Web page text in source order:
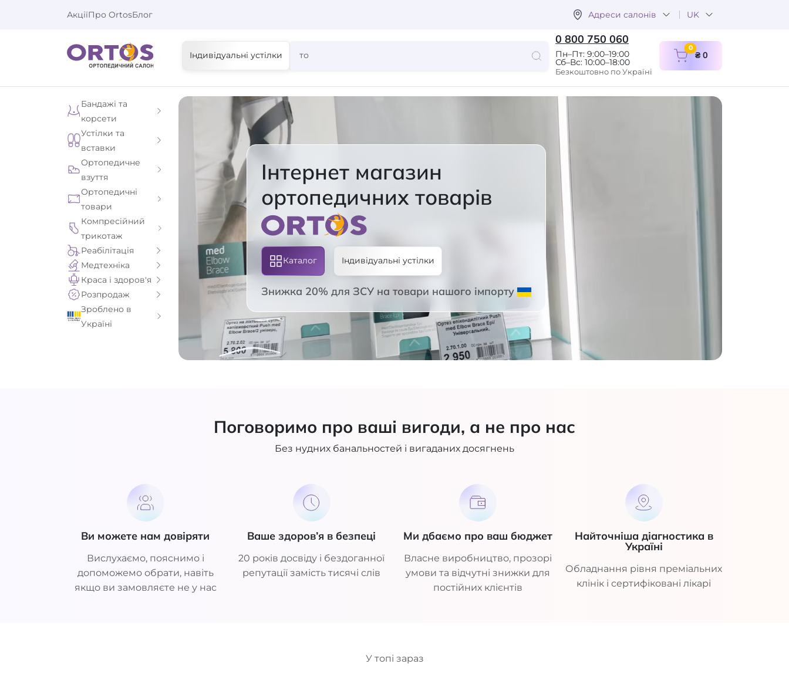
АкціїПро OrtosБлог Адреси салонів UK
Індивідуальні устілки
0 800 750 060
Пн–Пт: 9:00–19:00
Сб–Вс: 10:00–18:00
Безкоштовно по Україні
0items in cart
₴ 0
Бандажі та
корсети
Устілки та
вставки
Ортопедичне
взуття
Ортопедичні
товари
Компресійний
трикотаж
Реабілітація
Медтехніка
Краса і здоров'я
Розпродаж
Зроблено в
Україні
Інтернет магазин
ортопедичних товарів
Каталог Індивідуальні устілки
Знижка 20% для ЗСУ на товари нашого імпорту
Поговоримо про ваші вигоди, а не про нас
Без нудних банальностей і вигаданих досягнень
Ви можете нам довіряти
Вислухаємо, пояснимо і
допоможемо обрати, навіть
якщо ви замовляєте не у нас
Ваше здоров’я в безпеці
20 років досвіду і бездоганної
репутації замість тисячі слів
Ми дбаємо про ваш бюджет
Власне виробництво, прозорі
умови та відчутні знижки для
постійних клієнтів
Найточніша діагностика в
Україні
Обладнання рівня преміальних
клінік і сертифіковані лікарі
У топі зараз